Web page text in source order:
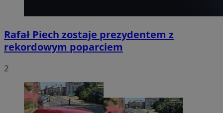
Rafał Piech zostaje prezydentem z
rekordowym poparciem
2